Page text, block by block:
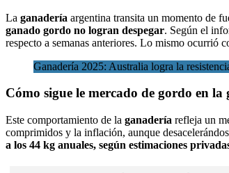
La ganadería argentina transita un momento de
ganado gordo no logran despegar. Según el
respecto a semanas anteriores. Lo mismo ocurrió
Ganadería 2025: Australia logra la
Cómo sigue le mercado de gordo en la
Este comportamiento de la ganadería refleja un
comprimidos y la inflación, aunque
a los 44 kg anuales, según estimaciones